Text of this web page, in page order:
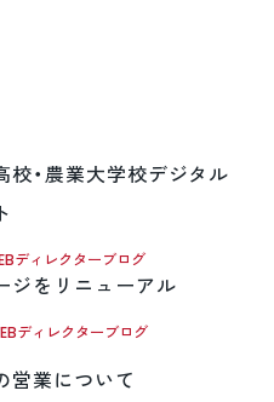
校・農業大学校デジタル
ディレクターブログ
ジをリニューアル
ディレクターブログ
営業について